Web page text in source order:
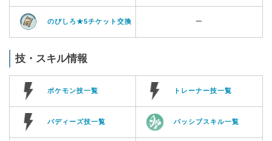
のびしろ★5チケット交換 ー
技・スキル情報
ポケモン技一覧 トレーナー技一覧
バディーズ技一覧 パッシブスキル一覧